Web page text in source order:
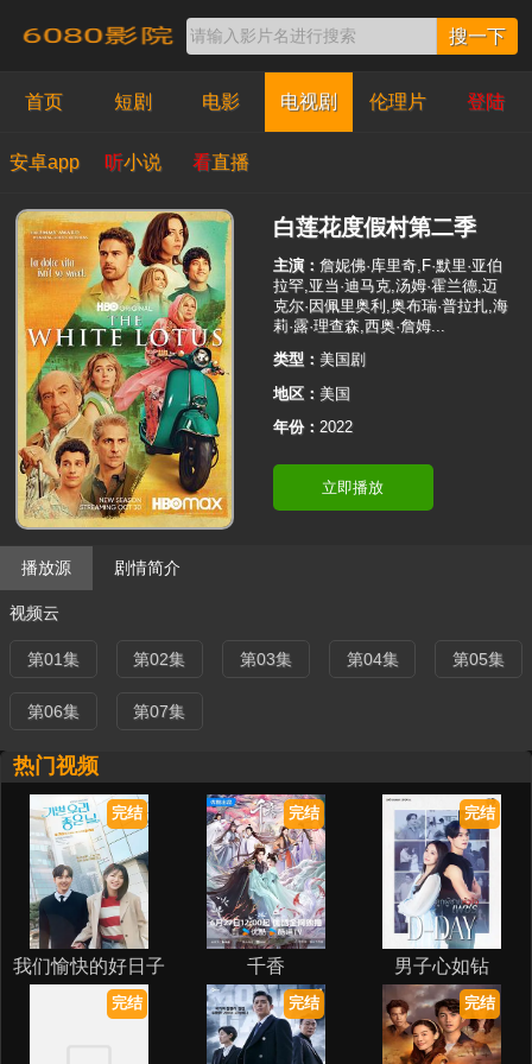
搜一下
首页 短剧 电影 电视剧 伦理片 登陆
安卓app 听小说 看直播
白莲花度假村第二季
主演：詹妮佛·库里奇,F·默里·亚伯
拉罕,亚当·迪马克,汤姆·霍兰德,迈
克尔·因佩里奥利,奥布瑞·普拉扎,海
莉·露·理查森,西奥·詹姆...
类型：美国剧
地区：美国
年份： 2022
立即播放
播放源 剧情简介
视频云
第01集 第02集 第03集 第04集 第05集
第06集 第07集
热门视频
完结
我们愉快的好日子
完结
千香
完结
男子心如钻
完结 完结 完结